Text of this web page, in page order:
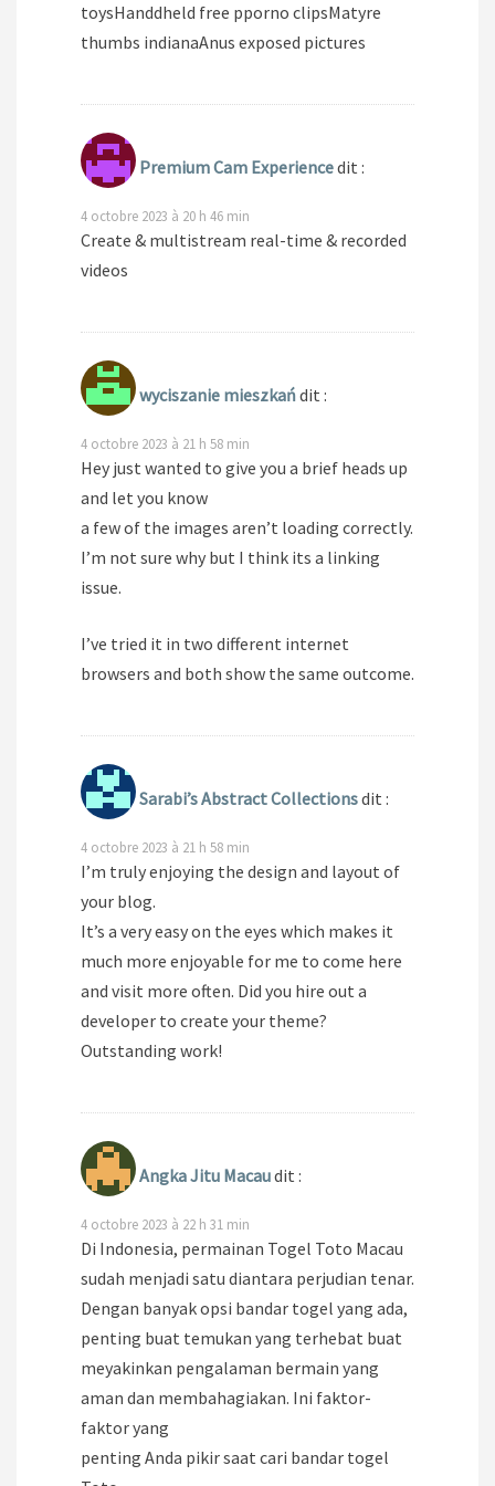
toysHanddheld free pporno clipsMatyre
thumbs indianaAnus exposed pictures
Premium Cam Experiencedit :
4 octobre 2023 à 20 h 46 min
Create & multistream real-time & recorded
videos
wyciszanie mieszkańdit :
4 octobre 2023 à 21 h 58 min
Hey just wanted to give you a brief heads up
and let you know
a few of the images aren’t loading correctly.
I’m not sure why but I think its a linking
issue.
I’ve tried it in two different internet
browsers and both show the same outcome.
Sarabi’s Abstract Collectionsdit :
4 octobre 2023 à 21 h 58 min
I’m truly enjoying the design and layout of
your blog.
It’s a very easy on the eyes which makes it
much more enjoyable for me to come here
and visit more often. Did you hire out a
developer to create your theme?
Outstanding work!
Angka Jitu Macaudit :
4 octobre 2023 à 22 h 31 min
Di Indonesia, permainan Togel Toto Macau
sudah menjadi satu diantara perjudian tenar.
Dengan banyak opsi bandar togel yang ada,
penting buat temukan yang terhebat buat
meyakinkan pengalaman bermain yang
aman dan membahagiakan. Ini faktor-
faktor yang
penting Anda pikir saat cari bandar togel